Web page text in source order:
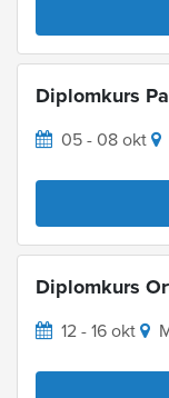
Diplomkurs
05 - 08 okt
Diplomkurs
12 - 16 okt